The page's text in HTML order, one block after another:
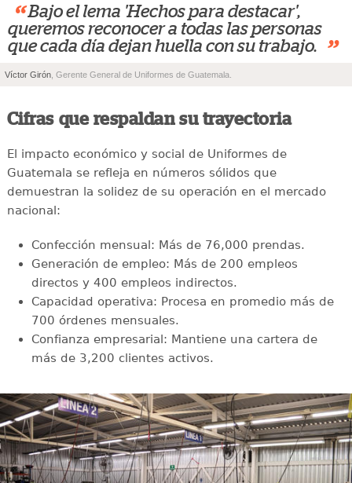
“ Bajo el lema 'Hechos para destacar',
queremos reconocer a todas las personas
que cada día dejan huella con su trabajo.
”
Víctor Girón , Gerente General de Uniformes de Guatemala.
Cifras que respaldan su trayectoria
El impacto económico y social de Uniformes de
Guatemala se refleja en números sólidos que
demuestran la solidez de su operación en el mercado
nacional:
Confección mensual: Más de 76,000 prendas.
Generación de empleo: Más de 200 empleos
directos y 400 empleos indirectos.
Capacidad operativa: Procesa en promedio más de
700 órdenes mensuales.
Confianza empresarial: Mantiene una cartera de
más de 3,200 clientes activos.